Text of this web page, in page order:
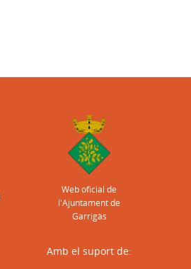
Web oficial de
l'Ajuntament de
Garrigàs
Amb el suport de: